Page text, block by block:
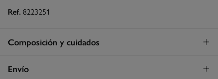
Ref. 8223251
Composición y cuidados
Composición
Envío